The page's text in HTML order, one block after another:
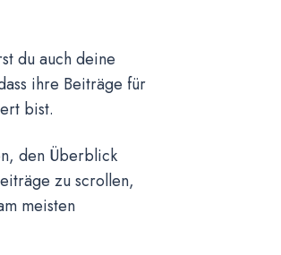
du auch deine
ihre Beiträge für
bist.
den Überblick
zu scrollen,
meisten